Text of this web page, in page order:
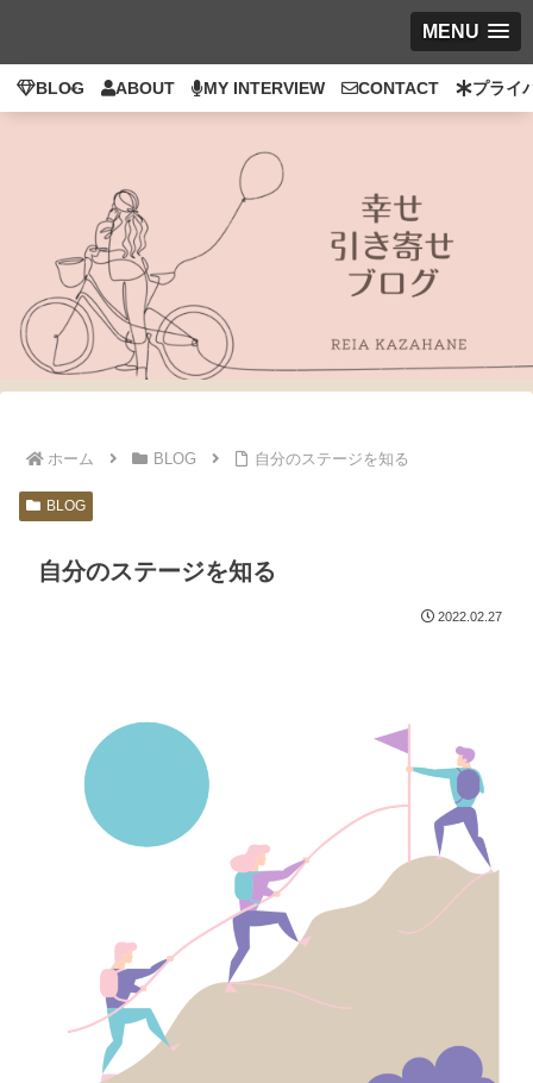
MENU
BLOG ABOUT MY INTERVIEW CONTACT プライ
ホーム BLOG 自分のステージを知る
BLOG
自分のステージを知る
2022.02.27